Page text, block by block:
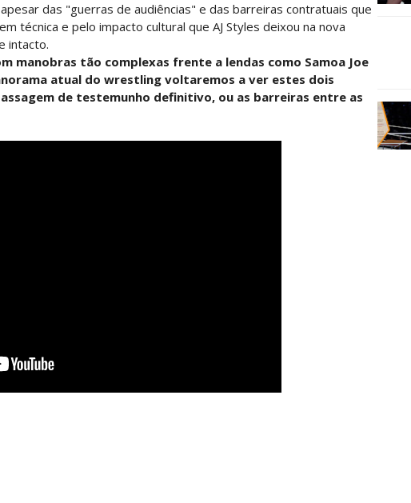
das "guerras de audiências" e das barreiras contratuais que
técnica e pelo impacto cultural que AJ Styles deixou na nova
intacto.
manobras tão complexas frente a lendas como Samoa Joe
atual do wrestling voltaremos a ver estes dois
de testemunho definitivo, ou as barreiras entre as